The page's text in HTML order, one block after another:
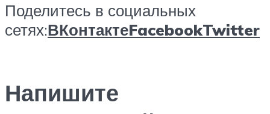
Поделитесь в социальных
сетях:ВКонтактеFacebookTwitter
Напишите